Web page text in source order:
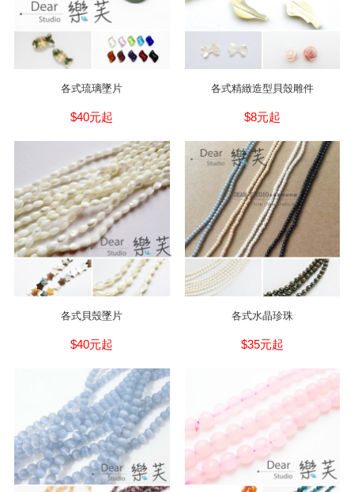
各式琉璃墜片
$40元起
各式精緻造型貝殼雕件
$8元起
各式貝殼墜片
$40元起
各式水晶珍珠
$35元起